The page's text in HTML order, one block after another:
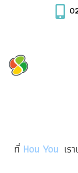
ที่ Hou You เร